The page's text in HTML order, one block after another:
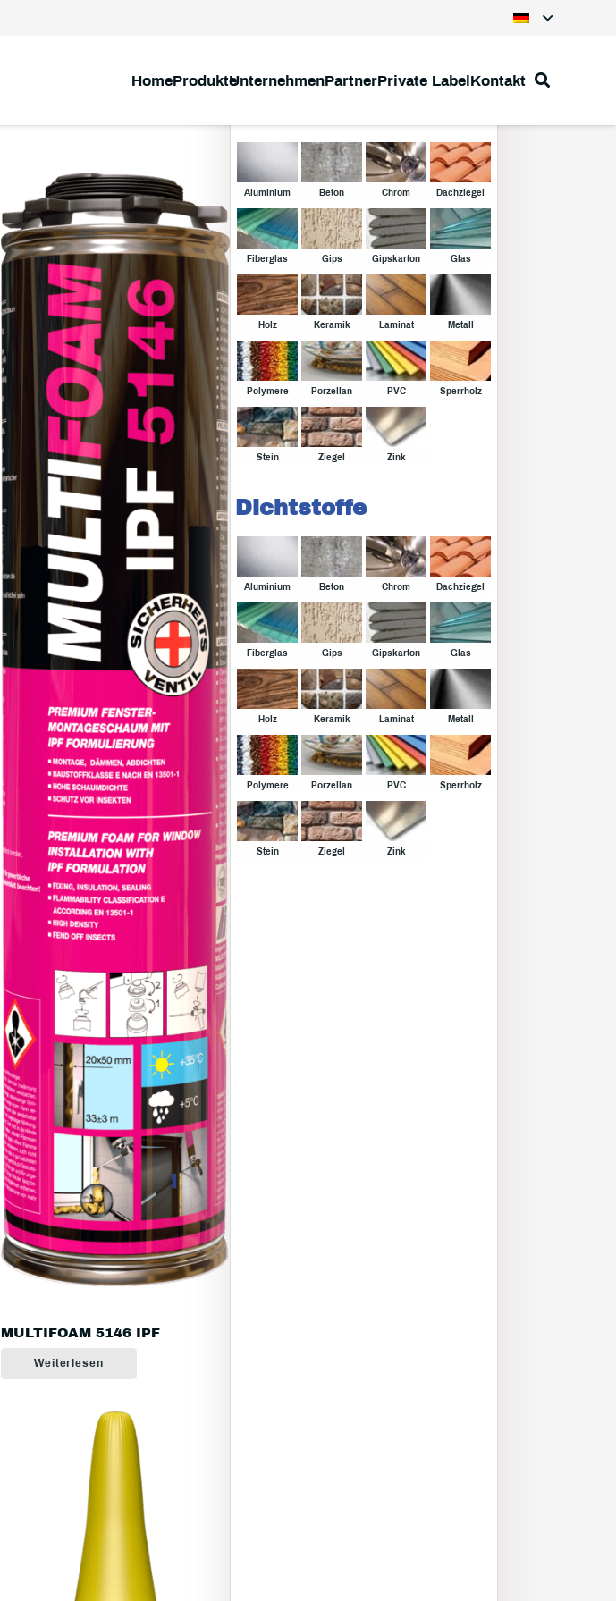
HomeProdukteUnternehmenPartnerPrivate LabelKontakt
MULTIFOAM 5146 IPF
Weiterlesen
Aluminium Beton Chrom Dachziegel
Fiberglas Gips Gipskarton Glas
Holz Keramik Laminat Metall
Polymere Porzellan PVC Sperrholz
Stein Ziegel Zink
Dichtstoffe
Aluminium Beton Chrom Dachziegel
Fiberglas Gips Gipskarton Glas
Holz Keramik Laminat Metall
Polymere Porzellan PVC Sperrholz
Stein Ziegel Zink